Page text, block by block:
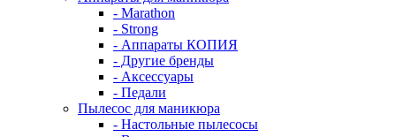
- Marathon
- Strong
- Аппараты КОПИЯ
- Другие бренды
- Аксессуары
- Педали
Пылесос для маникюра
- Настольные пылесосы